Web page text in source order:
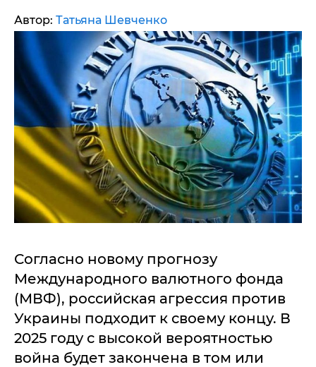
Автор: Татьяна Шевченко
Согласно новому прогнозу
Международного валютного фонда
(МВФ), российская агрессия против
Украины подходит к своему концу. В
2025 году с высокой вероятностью
война будет закончена в том или